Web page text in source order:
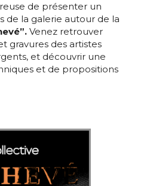
de présenter un
de la galerie autour de la
Venez retrouver
gravures des artistes
et découvrir une
et de propositions